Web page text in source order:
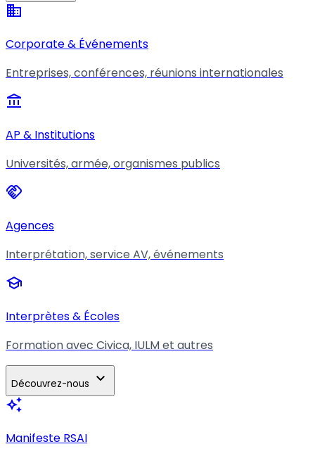
business
Corporate & Événements
Entreprises, conférences, réunions internationales
account_balance
AP & Institutions
Universités, armée, organismes publics
handshake
Agences
Interprétation, service AV, événements
school
Interprètes & Écoles
Formation avec Civica, IULM et autres
Découvrez-nous expand_more
auto_awesome
Manifeste RSAI